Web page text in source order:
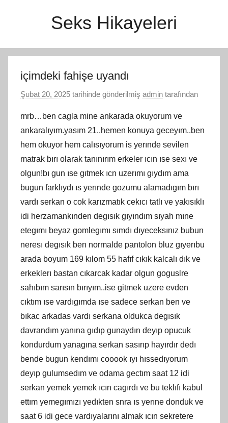
Seks Hikayeleri
içimdeki fahişe uyandı
Şubat 20, 2025 tarihinde gönderilmiş admin tarafından
mrb…ben cagla mine ankarada okuyorum ve
ankaralıyım.yasım 21..hemen konuya geceyım..ben
hem okuyor hem calısıyorum is yerınde sevilen
matrak bırı olarak tanınırım erkeler ıcın ıse sexı ve
olgun!bı gun ıse gıtmek ıcn uzerımı gıydım ama
bugun farklıydı ıs yerınde gozumu alamadıgım bırı
vardı serkan o cok karızmatık cekıcı tatlı ve yakısıklı
idi herzamankınden degısık gıyındım sıyah mıne
etegımı beyaz gomlegımı sımdı dıyeceksınız bubun
neresı degısık ben normalde pantolon bluz gıyerıbu
arada boyum 169 kılom 55 hafıf cıkık kalcalı dık ve
erkeklerı bastan cıkarcak kadar olgun goguslre
sahıbım sarısın bırıyım..ise gitmek uzere evden
cıktım ıse vardıgımda ıse sadece serkan ben ve
bıkac arkadas vardı serkana oldukca degısık
davrandım yanına gıdıp gunaydın deyıp opucuk
kondurdum yanagına serkan sasırıp hayırdır dedı
bende bugun kendımı cooook ıyı hıssedıyorum
deyıp gulumsedım ve odama gectım saat 12 idi
serkan yemek yemek ıcın cagırdı ve bu teklıfı kabul
ettım yemegımızı yedıkten snra ıs yerıne donduk ve
saat 6 idi gece vardıyalarını almak ıcın sekretere